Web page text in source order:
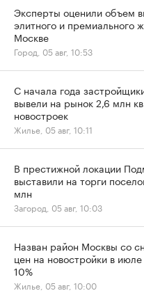
Эксперты оценили объем
элитного и премиального
Москве
Город, 05 авг, 10:53
С начала года
вывели на рынок 2,6 млн
новостроек
Жилье, 05 авг, 10:11
В престижной локации
выставили на торги
млн
Загород, 05 авг, 10:03
Назван район Москвы со
цен на новостройки в
10%
Жилье, 05 авг, 10:00